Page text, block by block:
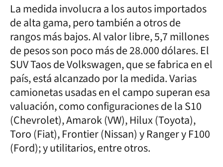
La medida involucra a los autos importados
de alta gama, pero también a otros de
rangos más bajos. Al valor libre, 5,7 millones
de pesos son poco más de 28.000 dólares. El
SUV Taos de Volkswagen, que se fabrica en el
país, está alcanzado por la medida. Varias
camionetas usadas en el campo superan esa
valuación, como configuraciones de la S10
(Chevrolet), Amarok (VW), Hilux (Toyota),
Toro (Fiat), Frontier (Nissan) y Ranger y F100
(Ford); y utilitarios, entre otros.